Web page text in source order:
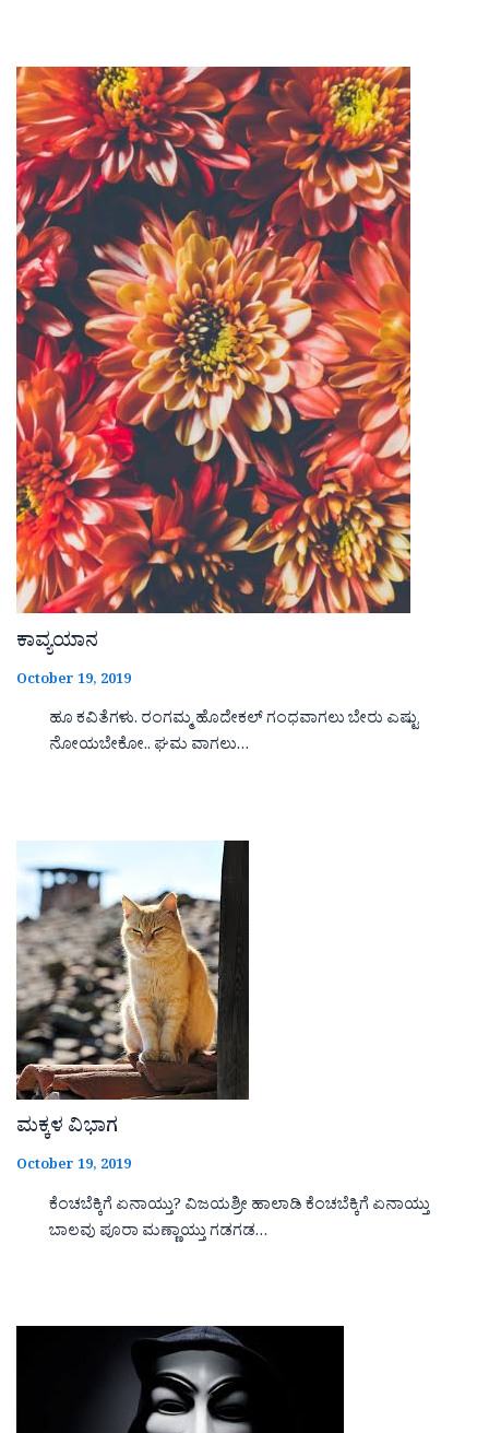
ಕಾವ್ಯಯಾನ
October 19, 2019
ಹೂ ಕವಿತೆಗಳು. ರಂಗಮ್ಮ ಹೊದೇಕಲ್ ಗಂಧವಾಗಲು ಬೇರು ಎಷ್ಟು
ನೋಯಬೇಕೋ.. ಘಮ ವಾಗಲು…
ಮಕ್ಕಳ ವಿಭಾಗ
October 19, 2019
ಕೆಂಚಬೆಕ್ಕಿಗೆ ಏನಾಯ್ತು? ವಿಜಯಶ್ರೀ ಹಾಲಾಡಿ ಕೆಂಚಬೆಕ್ಕಿಗೆ ಏನಾಯ್ತು
ಬಾಲವು ಪೂರಾ ಮಣ್ಣಾಯ್ತು ಗಡಗಡ…